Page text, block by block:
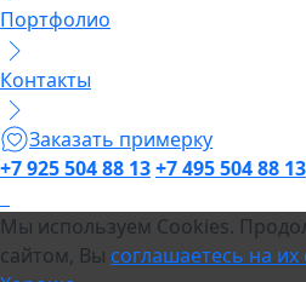
Портфолио
Контакты
Заказать примерку
+7 925 504 88 13+7 495 504 88 13
Мы используем Cookies.
сайтом, Вы соглашаетесь на их